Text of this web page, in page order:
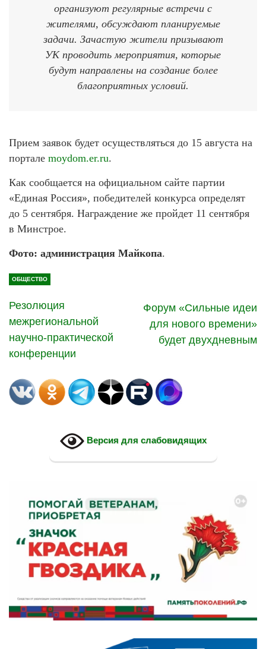
организуют регулярные встречи с
жителями, обсуждают планируемые
задачи. Зачастую жители призывают
УК проводить мероприятия, которые
будут направлены на создание более
благоприятных условий.
Прием заявок будет осуществляться до 15 августа на
портале moydom.er.ru.
Как сообщается на официальном сайте партии
«Единая Россия», победителей конкурса определят
до 5 сентября. Награждение же пройдет 11 сентября
в Минстрое.
Фото: администрация Майкопа.
ОБЩЕСТВО
Резолюция
межрегиональной
научно-практической
конференции
Форум «Сильные идеи
для нового времени»
будет двухдневным
Версия для слабовидящих